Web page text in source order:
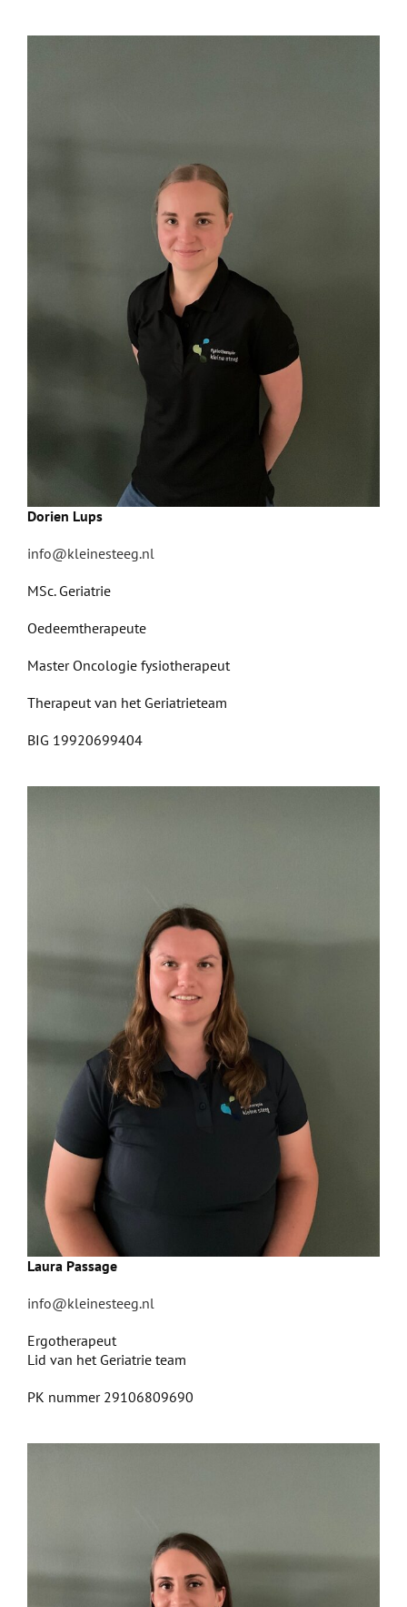
Dorien Lups
info@kleinesteeg.nl
MSc. Geriatrie
Oedeemtherapeute
Master Oncologie fysiotherapeut
Therapeut van het Geriatrieteam
BIG 19920699404
Laura Passage
info@kleinesteeg.nl
Ergotherapeut
Lid van het Geriatrie team
PK nummer 29106809690